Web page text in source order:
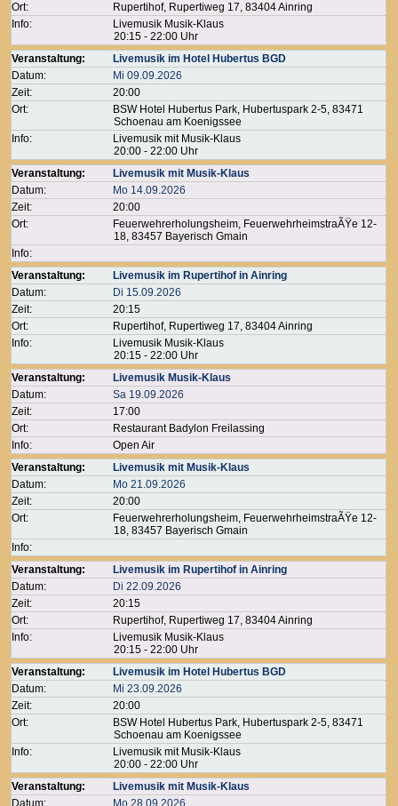
Ort:
Rupertihof, Rupertiweg 17, 83404 Ainring
Info:
Livemusik Musik-Klaus
20:15 - 22:00 Uhr
Veranstaltung:
Livemusik im Hotel Hubertus BGD
Datum:
Mi 09.09.2026
Zeit:
20:00
Ort:
BSW Hotel Hubertus Park, Hubertuspark 2-5, 83471
Schoenau am Koenigssee
Info:
Livemusik mit Musik-Klaus
20:00 - 22:00 Uhr
Veranstaltung:
Livemusik mit Musik-Klaus
Datum:
Mo 14.09.2026
Zeit:
20:00
Ort:
Feuerwehrerholungsheim, FeuerwehrheimstraÃŸe 12-
18, 83457 Bayerisch Gmain
Info:
Veranstaltung:
Livemusik im Rupertihof in Ainring
Datum:
Di 15.09.2026
Zeit:
20:15
Ort:
Rupertihof, Rupertiweg 17, 83404 Ainring
Info:
Livemusik Musik-Klaus
20:15 - 22:00 Uhr
Veranstaltung:
Livemusik Musik-Klaus
Datum:
Sa 19.09.2026
Zeit:
17:00
Ort:
Restaurant Badylon Freilassing
Info:
Open Air
Veranstaltung:
Livemusik mit Musik-Klaus
Datum:
Mo 21.09.2026
Zeit:
20:00
Ort:
Feuerwehrerholungsheim, FeuerwehrheimstraÃŸe 12-
18, 83457 Bayerisch Gmain
Info:
Veranstaltung:
Livemusik im Rupertihof in Ainring
Datum:
Di 22.09.2026
Zeit:
20:15
Ort:
Rupertihof, Rupertiweg 17, 83404 Ainring
Info:
Livemusik Musik-Klaus
20:15 - 22:00 Uhr
Veranstaltung:
Livemusik im Hotel Hubertus BGD
Datum:
Mi 23.09.2026
Zeit:
20:00
Ort:
BSW Hotel Hubertus Park, Hubertuspark 2-5, 83471
Schoenau am Koenigssee
Info:
Livemusik mit Musik-Klaus
20:00 - 22:00 Uhr
Veranstaltung:
Livemusik mit Musik-Klaus
Datum:
Mo 28.09.2026